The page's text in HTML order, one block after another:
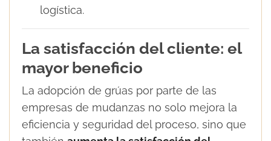
logística.
La satisfacción del cliente: el
mayor beneficio
La adopción de grúas por parte de las
empresas de mudanzas no solo mejora la
eficiencia y seguridad del proceso, sino que